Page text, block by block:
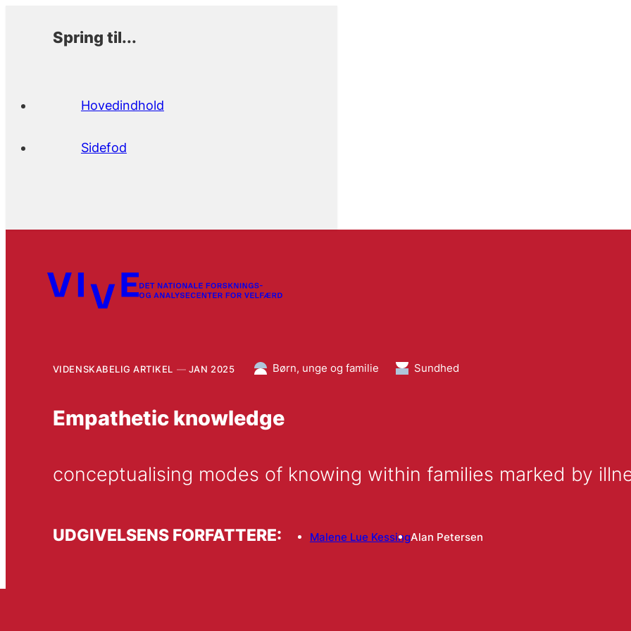
Spring til...
Hovedindhold
Sidefod
VIDENSKABELIG ARTIKEL JAN 2025 Børn, unge og familie Sundhed
Empathetic knowledge
conceptualising modes of knowing within families marked by
UDGIVELSENS FORFATTERE: Malene Lue KessingAlan Petersen